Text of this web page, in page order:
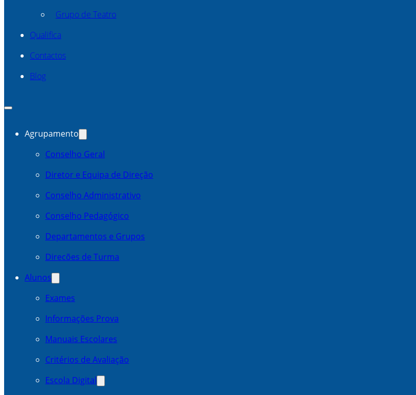
Grupo de Teatro
Qualifica
Contactos
Blog
Agrupamento
Conselho Geral
Diretor e Equipa de Direção
Conselho Administrativo
Conselho Pedagógico
Departamentos e Grupos
Direcões de Turma
Alunos
Exames
Informações Prova
Manuais Escolares
Critérios de Avaliação
Escola Digital